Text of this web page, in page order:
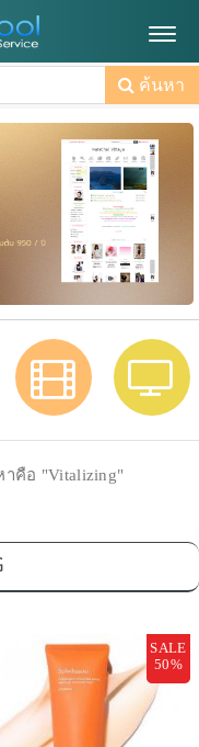
ค้นหา
คือ "Vitalizing"
SALE
50%